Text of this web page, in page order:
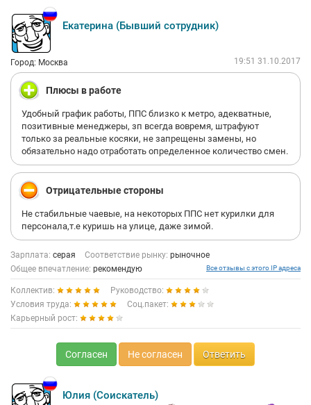
Екатерина (Бывший сотрудник)
Город: Москва 19:51 31.10.2017
Плюсы в работе
Удобный график работы, ППС близко к метро, адекватные,
позитивные менеджеры, зп всегда вовремя, штрафуют
только за реальные косяки, не запрещены замены, но
обязательно надо отработать определенное количество смен.
Отрицательные стороны
Не стабильные чаевые, на некоторых ППС нет курилки для
персонала,т.е куришь на улице, даже зимой.
Зарплата: серая Соответствие рынку: рыночное
Общее впечатление: рекомендую Все отзывы с этого IP адреса
Коллектив:
Руководство:
Условия труда:
Соц.пакет:
Карьерный рост:
Согласен Не согласен Ответить
Юлия (Соискатель)